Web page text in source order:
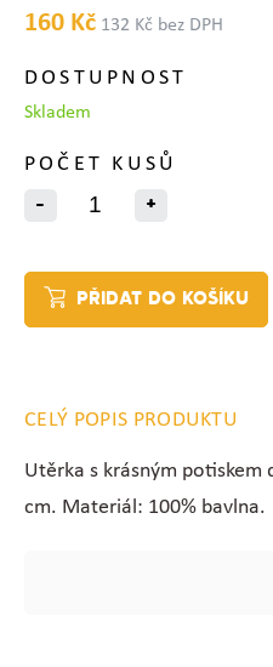
160 Kč 132 Kč bez DPH
DOSTUPNOST
Skladem
POČET KUSŮ
-
+
PŘIDAT DO KOŠÍKU
CELÝ POPIS PRODUKTU
Utěrka s krásným potiskem
cm. Materiál: 100% bavlna.